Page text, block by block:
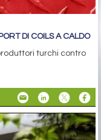
DI COILS A CALDO
turchi contro